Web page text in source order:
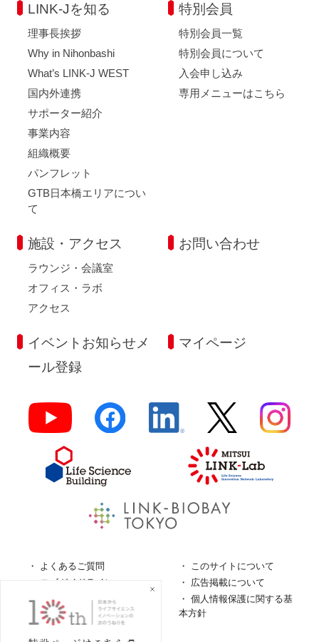
LINK-Jを知る
理事長挨拶
Why in Nihonbashi
What’s LINK-J WEST
国内外連携
サポーター紹介
事業内容
組織概要
パンフレット
GTB日本橋エリアについ
て
特別会員
特別会員一覧
特別会員について
入会申し込み
専用メニューはこちら
施設・アクセス
ラウンジ・会議室
オフィス・ラボ
アクセス
お問い合わせ
イベントお知らせメ
ール登録
マイページ
よくあるご質問
このサイトについて
ロゴガイドライン
広告掲載について
特定商取引法に基づく表
個人情報保護に関する基
本方針